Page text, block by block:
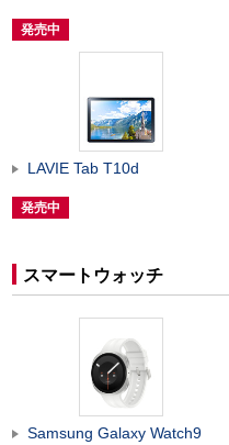
発売中
LAVIE Tab T10d
発売中
スマートウォッチ
Samsung Galaxy Watch9